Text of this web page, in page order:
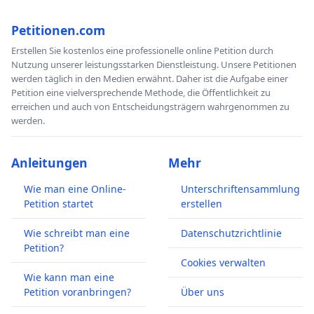
schnellstmöglich das Zusatzprotokoll
unterzeichnet und damit verbindlich ihre
Absicht dieses zu ratifizieren bekundet.
Unser Vorschlag zum schrittweisen Um- und Abbau von Hartz IV:
Wir wissen, dass die meisten Bürger, die meisten
Wähler, gegen eine Aufhebung der Sanktionspraxis
sind. Ebenso bewusst ist uns, dass ein nur in geringen
Maßen gerechtfertigtes Vorurteil dem
Petitionen.com
Erstellen Sie kostenlos eine professionelle online Petition durch
Nutzung unserer leistungsstarken Dienstleistung. Unsere Petitionen
werden täglich in den Medien erwähnt. Daher ist die Aufgabe einer
Petition eine vielversprechende Methode, die Öffentlichkeit zu
erreichen und auch von Entscheidungsträgern wahrgenommen zu
werden.
Anleitungen
Wie man eine Online-
Petition startet
Wie schreibt man eine
Petition?
Wie kann man eine
Petition voranbringen?
Mehr
Unterschriftensammlung
erstellen
Datenschutzrichtlinie
Cookies verwalten
Über uns